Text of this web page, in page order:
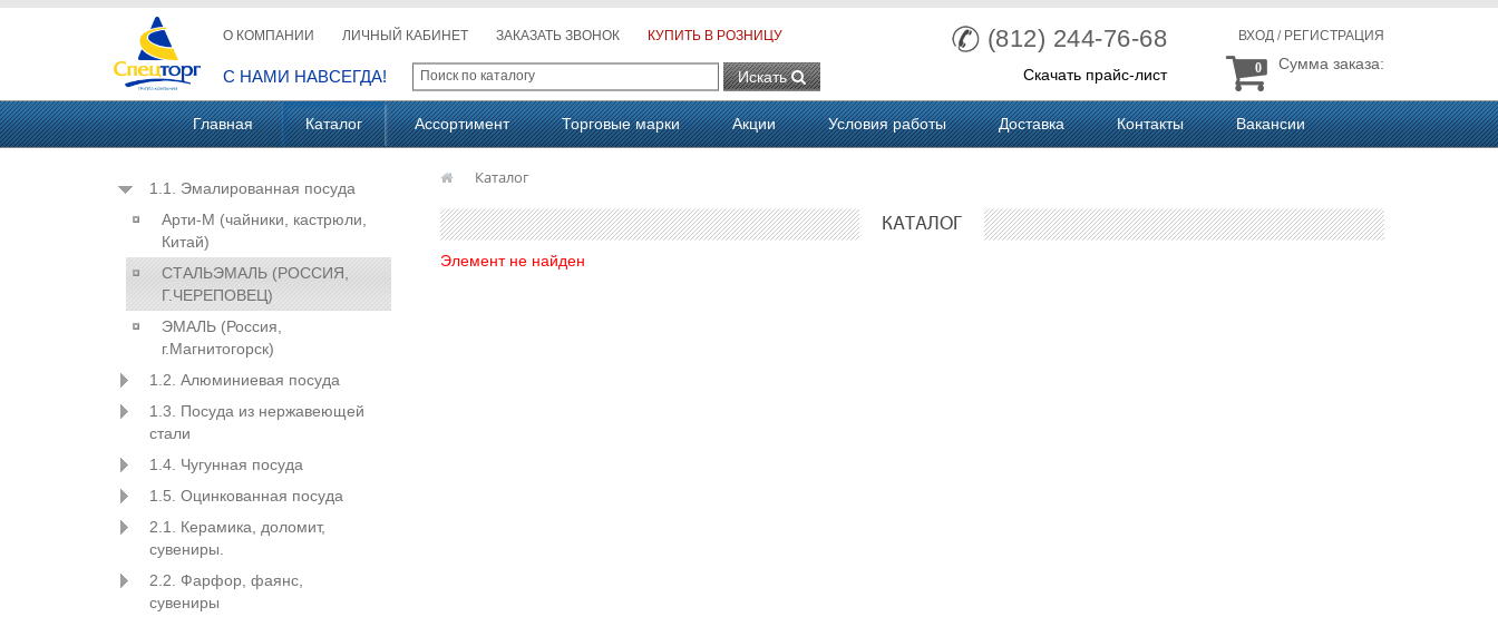
О КОМПАНИИ ЛИЧНЫЙ КАБИНЕТ ЗАКАЗАТЬ ЗВОНОК КУПИТЬ В РОЗНИЦУ
С НАМИ НАВСЕГДА! Искать
(812) 244-76-68
Скачать прайс-лист
ВХОД / РЕГИСТРАЦИЯ
Сумма заказа:
0
Главная Каталог Ассортимент Торговые марки Акции Условия работы Доставка Контакты Вакансии
1.1. Эмалированная посуда
Арти-М (чайники, кастрюли,
Китай)
СТАЛЬЭМАЛЬ (РОССИЯ,
Г.ЧЕРЕПОВЕЦ)
ЭМАЛЬ (Россия,
г.Магнитогорск)
1.2. Алюминиевая посуда
1.3. Посуда из нержавеющей
стали
1.4. Чугунная посуда
1.5. Оцинкованная посуда
2.1. Керамика, доломит,
сувениры.
2.2. Фарфор, фаянс,
сувениры
Каталог
КАТАЛОГ
Элемент не найден